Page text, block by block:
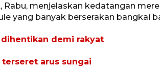
Rabu, menjelaskan kedatangan
yang banyak berserakan bangkai
dihentikan demi rakyat
terseret arus sungai